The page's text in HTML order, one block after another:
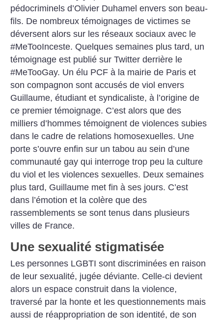
pédocriminels d’Olivier Duhamel envers son beau-
fils. De nombreux témoignages de victimes se
déversent alors sur les réseaux sociaux avec le
#MeTooInceste. Quelques semaines plus tard, un
témoignage est publié sur Twitter derrière le
#MeTooGay. Un élu PCF à la mairie de Paris et
son compagnon sont accusés de viol envers
Guillaume, étudiant et syndicaliste, à l’origine de
ce premier témoignage. C’est alors que des
milliers d’hommes témoignent de violences subies
dans le cadre de relations homosexuelles. Une
porte s’ouvre enfin sur un tabou au sein d’une
communauté gay qui interroge trop peu la culture
du viol et les violences sexuelles. Deux semaines
plus tard, Guillaume met fin à ses jours. C’est
dans l’émotion et la colère que des
rassemblements se sont tenus dans plusieurs
villes de France.
Une sexualité stigmatisée
Les personnes LGBTI sont discriminées en raison
de leur sexualité, jugée déviante. Celle-ci devient
alors un espace construit dans la violence,
traversé par la honte et les questionnements mais
aussi de réappropriation de son identité, de son